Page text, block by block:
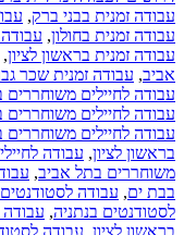
עבודה זמנית בבני ברק,
עבודה זמנית בחולון, עבודה
עבודה זמנית בראשון לציון,
אביב, עבודה זמנית שכר
עבודה לחיילים משוחררים
עבודה לחיילים משוחררים
עבודה לחיילים
בראשון לציון, עבודה
משוחררים בתל אביב,
בבת ים, עבודה
לסטודנטים בנתניה,